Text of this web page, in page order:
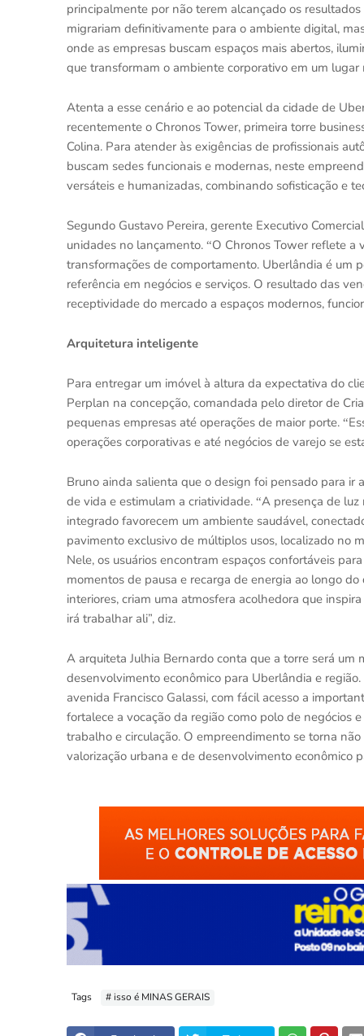
principalmente por não terem alcançado os
migrariam definitivamente para o ambiente digital,
onde as empresas buscam espaços mais abertos,
que transformam o ambiente corporativo em um lugar
Atenta a esse cenário e ao potencial da cidade de
recentemente o Chronos Tower, primeira torre
Colina. Para atender às exigências de profissionais
buscam sedes funcionais e modernas, neste
versáteis e humanizadas, combinando sofisticação e
Segundo Gustavo Pereira, gerente Executivo
unidades no lançamento. “O Chronos Tower reflete a
transformações de comportamento. Uberlândia é um
referência em negócios e serviços. O resultado das
receptividade do mercado a espaços modernos,
Arquitetura inteligente
Para entregar um imóvel à altura da expectativa do
Perplan na concepção, comandada pelo diretor de
pequenas empresas até operações de maior porte. “
operações corporativas e até negócios de varejo se
Bruno ainda salienta que o design foi pensado para ir
de vida e estimulam a criatividade. “A presença de luz
integrado favorecem um ambiente saudável,
pavimento exclusivo de múltiplos usos, localizado no
Nele, os usuários encontram espaços confortáveis
momentos de pausa e recarga de energia ao longo
interiores, criam uma atmosfera acolhedora que
irá trabalhar ali”, diz.
A arquiteta Julhia Bernardo conta que a torre será um
desenvolvimento econômico para Uberlândia e região.
avenida Francisco Galassi, com fácil acesso a
fortalece a vocação da região como polo de negócios
trabalho e circulação. O empreendimento se torna
valorização urbana e de desenvolvimento econômico
Tags # isso é MINAS GERAIS